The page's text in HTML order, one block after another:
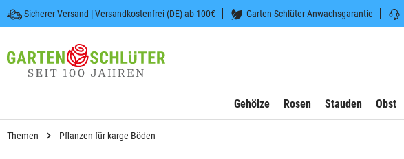
Zur Hauptnavigation springen
Sicherer Versand | Versandkostenfrei (DE) ab 100€ Garten-Schlüter Anwachsgarantie
Gehölze Rosen Stauden Obst
Themen Pflanzen für karge Böden